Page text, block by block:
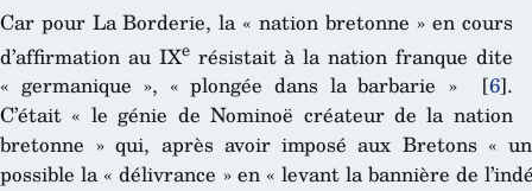
Car pour La Borderie, la « nation bretonne » en cours
d’affirmation au IXerésistait à la nation franque dite
« germanique », « plongée dans la barbarie »
[6].
C’était « le génie de Nominoë créateur de la nation
bretonne » qui, après avoir imposé aux Bretons «
possible la « délivrance » en « levant la bannière de